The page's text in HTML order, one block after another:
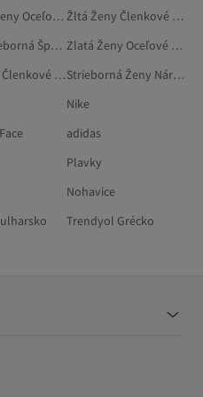
Krémová Ženy Oceľové Náramky
Žltá Ženy Členkové Náramky (bižutéria)
Bering Strieborná Šperky
Zlatá Ženy Oceľové Náramky
Zlatá Ženy Členkové Náramky (bižutéria)
Strieborná Ženy Náramky (bižutéria)
Nike
adidas
Plavky
Nohavice
Trendyol Grécko